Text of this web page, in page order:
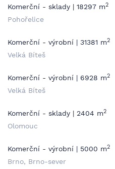
Komerční - sklady | 18297 m2
Pohořelice
Komerční - výrobní | 31381 m2
Velká Bíteš
Komerční - výrobní | 6928 m2
Velká Bíteš
Komerční - sklady | 2404 m2
Olomouc
Komerční - výrobní | 5000 m2
Brno, Brno-sever